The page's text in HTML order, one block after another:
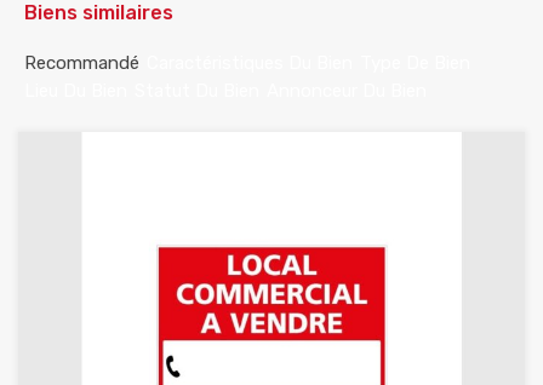
Biens similaires
Recommandé